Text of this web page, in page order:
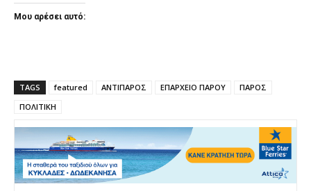
Μου αρέσει αυτό:
TAGS featured ΑΝΤΙΠΑΡΟΣ ΕΠΑΡΧΕΙΟ ΠΑΡΟΥ
ΠΑΡΟΣ
ΠΟΛΙΤΙΚΗ